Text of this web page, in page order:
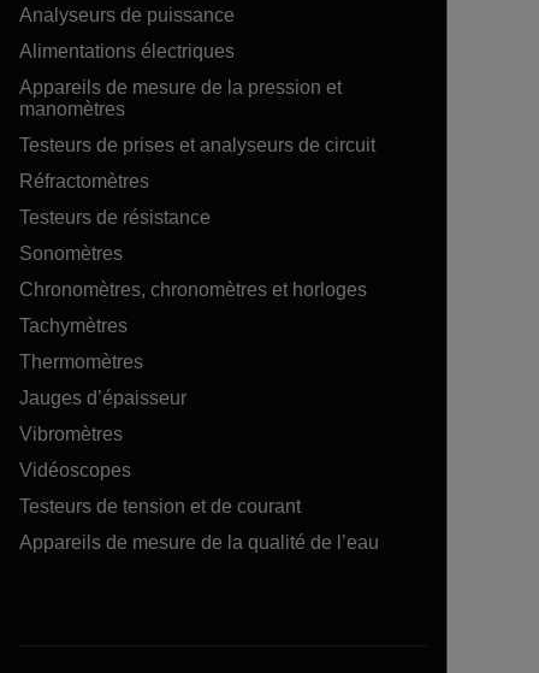
Analyseurs de puissance
Alimentations électriques
Appareils de mesure de la pression et
manomètres
Testeurs de prises et analyseurs de circuit
Réfractomètres
Testeurs de résistance
Sonomètres
Chronomètres, chronomètres et horloges
Tachymètres
Thermomètres
Jauges d’épaisseur
Vibromètres
Vidéoscopes
Testeurs de tension et de courant
Appareils de mesure de la qualité de l’eau